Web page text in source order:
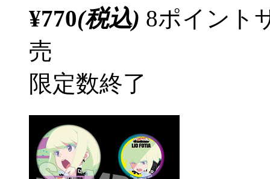
¥770(税込) 8ポイント
売
限定数終了